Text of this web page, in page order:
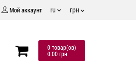
Мой аккаунт ru грн
0 товар(ов)
0.00 грн